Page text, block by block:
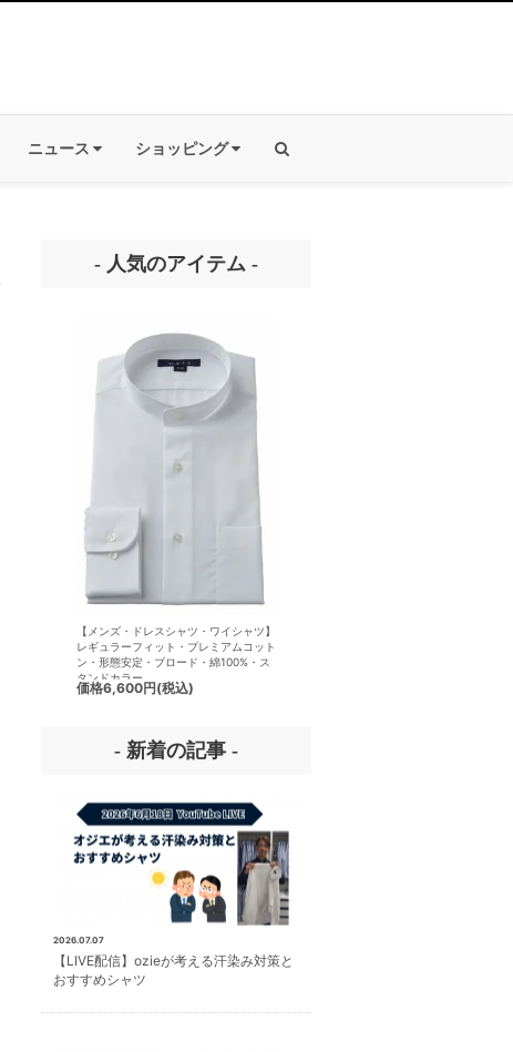
ニュース ショッピング
- 人気のアイテム -
【メンズ・ドレスシャツ・ワイシャツ】
レギュラーフィット・プレミアムコット
ン・形態安定・ブロード・綿100%・ス
タンドカラー
価格6,600円(税込)
- 新着の記事 -
2026.07.07
【LIVE配信】ozieが考える汗染み対策と
おすすめシャツ